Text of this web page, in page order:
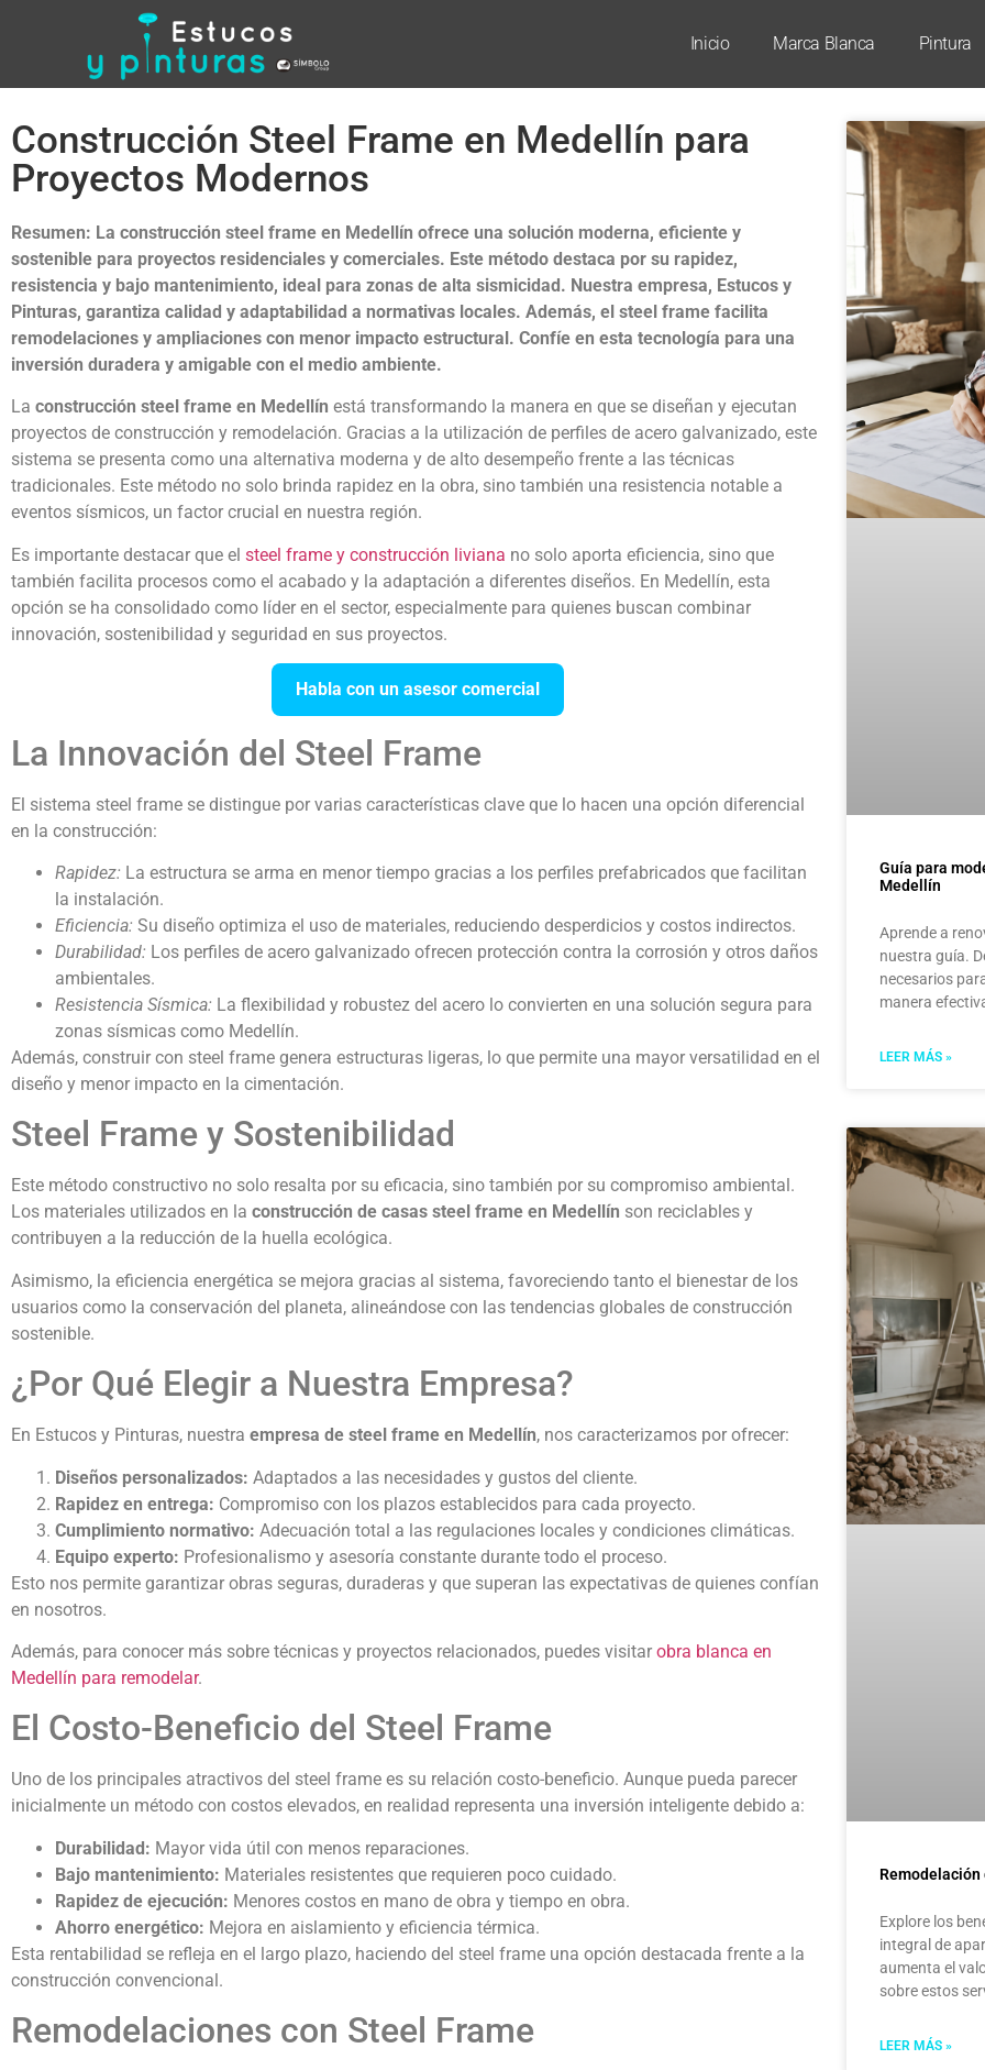
Inicio Marca Blanca Pintura
Construcción Steel Frame en Medellín para
Proyectos Modernos
Resumen: La construcción steel frame en Medellín ofrece una solución moderna, eficiente y
sostenible para proyectos residenciales y comerciales. Este método destaca por su rapidez,
resistencia y bajo mantenimiento, ideal para zonas de alta sismicidad. Nuestra empresa, Estucos y
Pinturas, garantiza calidad y adaptabilidad a normativas locales. Además, el steel frame facilita
remodelaciones y ampliaciones con menor impacto estructural. Confíe en esta tecnología para una
inversión duradera y amigable con el medio ambiente.
La construcción steel frame en Medellín está transformando la manera en que se diseñan y ejecutan
proyectos de construcción y remodelación. Gracias a la utilización de perfiles de acero galvanizado, este
sistema se presenta como una alternativa moderna y de alto desempeño frente a las técnicas
tradicionales. Este método no solo brinda rapidez en la obra, sino también una resistencia notable a
eventos sísmicos, un factor crucial en nuestra región.
Es importante destacar que el steel frame y construcción liviana no solo aporta eficiencia, sino que
también facilita procesos como el acabado y la adaptación a diferentes diseños. En Medellín, esta
opción se ha consolidado como líder en el sector, especialmente para quienes buscan combinar
innovación, sostenibilidad y seguridad en sus proyectos.
Habla con un asesor comercial
La Innovación del Steel Frame
El sistema steel frame se distingue por varias características clave que lo hacen una opción diferencial
en la construcción:
Rapidez: La estructura se arma en menor tiempo gracias a los perfiles prefabricados que facilitan
la instalación.
Eficiencia: Su diseño optimiza el uso de materiales, reduciendo desperdicios y costos indirectos.
Durabilidad: Los perfiles de acero galvanizado ofrecen protección contra la corrosión y otros daños
ambientales.
Resistencia Sísmica: La flexibilidad y robustez del acero lo convierten en una solución segura para
zonas sísmicas como Medellín.
Además, construir con steel frame genera estructuras ligeras, lo que permite una mayor versatilidad en el
diseño y menor impacto en la cimentación.
Steel Frame y Sostenibilidad
Este método constructivo no solo resalta por su eficacia, sino también por su compromiso ambiental.
Los materiales utilizados en la construcción de casas steel frame en Medellín son reciclables y
contribuyen a la reducción de la huella ecológica.
Asimismo, la eficiencia energética se mejora gracias al sistema, favoreciendo tanto el bienestar de los
usuarios como la conservación del planeta, alineándose con las tendencias globales de construcción
sostenible.
¿Por Qué Elegir a Nuestra Empresa?
En Estucos y Pinturas, nuestra empresa de steel frame en Medellín, nos caracterizamos por ofrecer:
Diseños personalizados: Adaptados a las necesidades y gustos del cliente.
Rapidez en entrega: Compromiso con los plazos establecidos para cada proyecto.
Cumplimiento normativo: Adecuación total a las regulaciones locales y condiciones climáticas.
Equipo experto: Profesionalismo y asesoría constante durante todo el proceso.
Esto nos permite garantizar obras seguras, duraderas y que superan las expectativas de quienes confían
en nosotros.
Además, para conocer más sobre técnicas y proyectos relacionados, puedes visitar obra blanca en
Medellín para remodelar.
El Costo-Beneficio del Steel Frame
Uno de los principales atractivos del steel frame es su relación costo-beneficio. Aunque pueda parecer
inicialmente un método con costos elevados, en realidad representa una inversión inteligente debido a:
Durabilidad: Mayor vida útil con menos reparaciones.
Bajo mantenimiento: Materiales resistentes que requieren poco cuidado.
Rapidez de ejecución: Menores costos en mano de obra y tiempo en obra.
Ahorro energético: Mejora en aislamiento y eficiencia térmica.
Esta rentabilidad se refleja en el largo plazo, haciendo del steel frame una opción destacada frente a la
construcción convencional.
Remodelaciones con Steel Frame
Guía para
Medellín
Aprende a
nuestra guía.
necesarios
manera
LEER MÁS »
Remodelación
Explore los
integral de
aumenta el
sobre estos
LEER MÁS »